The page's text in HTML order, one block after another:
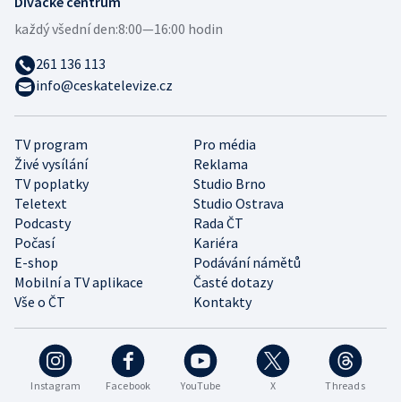
Instagram Facebook YouTube X Threads
TV program
Pro média
Živé vysílání
Reklama
TV poplatky
Studio Brno
Teletext
Studio Ostrava
Podcasty
Rada ČT
Počasí
Kariéra
E-shop
Podávání námětů
Mobilní a TV aplikace
Časté dotazy
Vše o ČT
Kontakty
každý všední den:8:00—16:00 hodin
261 136 113
info@ceskatelevize.cz